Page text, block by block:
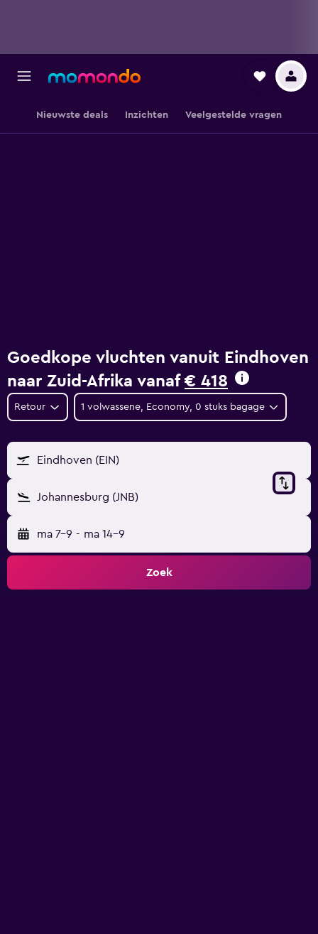
Nieuwste deals Inzichten Veelgestelde vragen
Goedkope vluchten vanuit Eindhoven
naar Zuid-Afrika vanaf € 418
Retour 1 volwassene, Economy, 0 stuks bagage
Eindhoven (EIN)
Johannesburg (JNB)
ma 7-9 - ma 14-9
Zoek